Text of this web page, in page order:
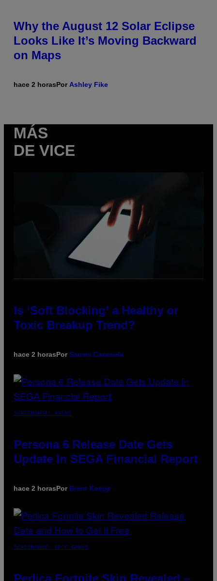
Why the August 12 Solar Eclipse
Looks Like It’s Moving Backward
on Maps
hace 2 horasPor Ashley Fike
MÁS
DE VICE
Is ‘Soft Blocking’ a Healthy or
Toxic Breakup Trend?
hace 2 horasPorSammi Caramela
SCREENSHOT: ATLUS
Persona 6 Release Date Gets
Update In SEGA Financial Report
hace 2 horasPor Brent Koepp
SCREENSHOT: EPIC GAMES
Perlica Fortnite Skin Revealed –